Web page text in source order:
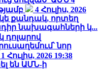
4 Հուլիս, 2026
քանդակ, որտեղ
նախագահների կ...
դոլարով
նոր
1 Հուլիս, 2026 19:38
են ԱՄՆ-ի